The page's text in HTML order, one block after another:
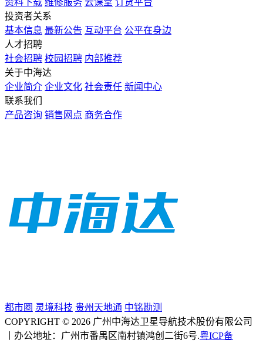
投资者关系
基本信息 最新公告 互动平台 公平在身边
人才招聘
社会招聘 校园招聘 内部推荐
关于中海达
企业简介 企业文化 社会责任 新闻中心
联系我们
产品咨询 销售网点 商务合作
都市圈 灵境科技 贵州天地通 中铭勘测
COPYRIGHT © 2026 广州中海达卫星导航技术股份有限公司
丨办公地址：广州市番禺区南村镇鸿创二街6号.粤ICP备